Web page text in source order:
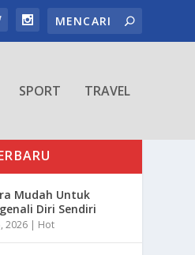
SPORT TRAVEL
Mudah Untuk
Diri Sendiri
2026 | Hot